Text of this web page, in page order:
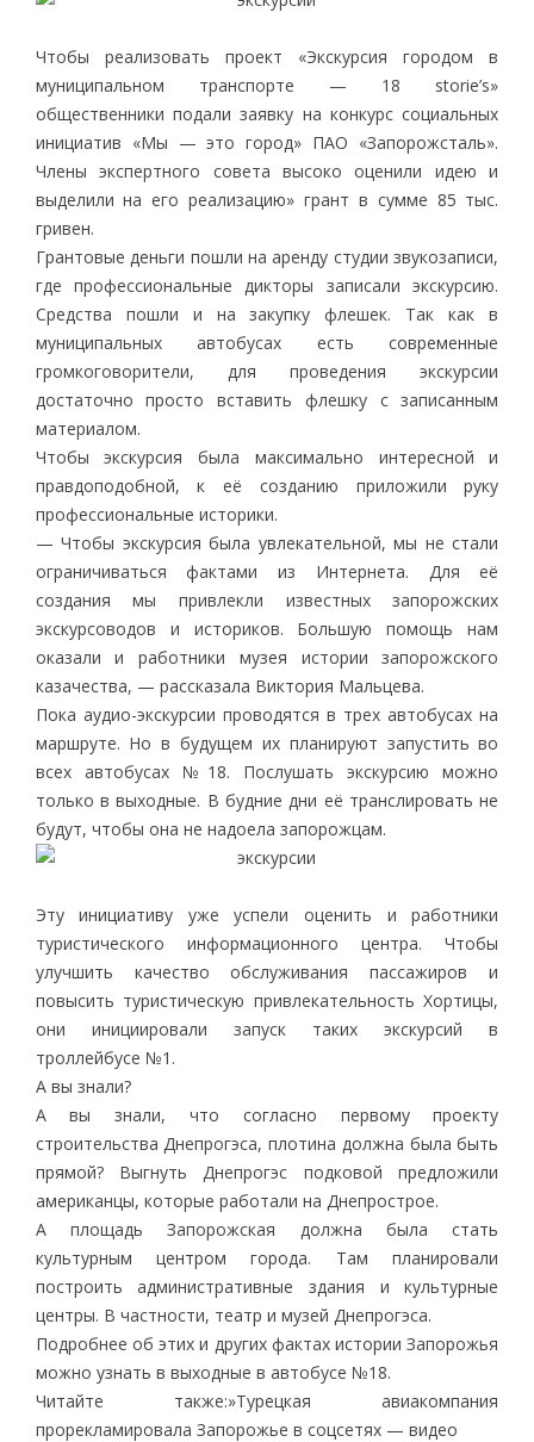
Чтобы реализовать проект «Экскурсия городом в
муниципальном транспорте — 18 storie’s»
общественники подали заявку на конкурс социальных
инициатив «Мы — это город» ПАО «Запорожсталь».
Члены экспертного совета высоко оценили идею и
выделили на его реализацию» грант в сумме 85 тыс.
гривен.
Грантовые деньги пошли на аренду студии звукозаписи,
где профессиональные дикторы записали экскурсию.
Средства пошли и на закупку флешек. Так как в
муниципальных автобусах есть современные
громкоговорители, для проведения экскурсии
достаточно просто вставить флешку с записанным
материалом.
Чтобы экскурсия была максимально интересной и
правдоподобной, к её созданию приложили руку
профессиональные историки.
— Чтобы экскурсия была увлекательной, мы не стали
ограничиваться фактами из Интернета. Для её
создания мы привлекли известных запорожских
экскурсоводов и историков. Большую помощь нам
оказали и работники музея истории запорожского
казачества, — рассказала Виктория Мальцева.
Пока аудио-экскурсии проводятся в трех автобусах на
маршруте. Но в будущем их планируют запустить во
всех автобусах №18. Послушать экскурсию можно
только в выходные. В будние дни её транслировать не
будут, чтобы она не надоела запорожцам.
Эту инициативу уже успели оценить и работники
туристического информационного центра. Чтобы
улучшить качество обслуживания пассажиров и
повысить туристическую привлекательность Хортицы,
они инициировали запуск таких экскурсий в
троллейбусе №1.
А вы знали?
А вы знали, что согласно первому проекту
строительства Днепрогэса, плотина должна была быть
прямой? Выгнуть Днепрогэс подковой предложили
американцы, которые работали на Днепрострое.
А площадь Запорожская должна была стать
культурным центром города. Там планировали
построить административные здания и культурные
центры. В частности, театр и музей Днепрогэса.
Подробнее об этих и других фактах истории Запорожья
можно узнать в выходные в автобусе №18.
Читайте также:»Турецкая авиакомпания
прорекламировала Запорожье в соцсетях — видео